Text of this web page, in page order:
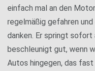
einfach mal an den
regelmäßig gefahren
danken. Er springt sofort
beschleunigt gut, wenn
Autos hingegen, das